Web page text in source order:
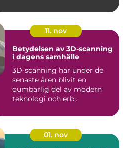
11. nov
Betydelsen av 3D-scanning
i dagens samhälle
3D-scanning har under de
senaste åren blivit en
oumbärlig del av modern
teknologi och erb...
01. nov